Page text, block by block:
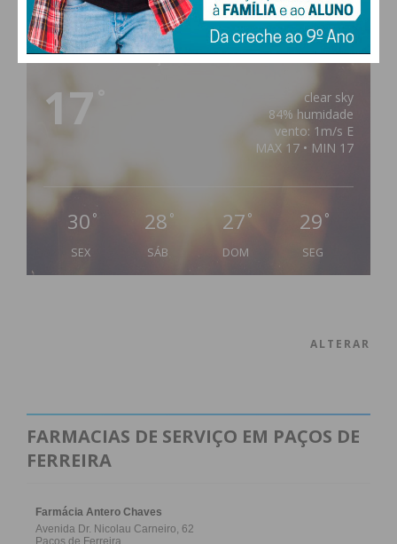
PAÇOS DE FERREIRA
17
clear sky
84% humidade
vento: 1m/s E
MAX 17 • MIN 17
30 °
SEX
28 °
SÁB
27 °
DOM
29 °
SEG
ALTERAR
FARMACIAS DE SERVIÇO EM PAÇOS DE
FERREIRA